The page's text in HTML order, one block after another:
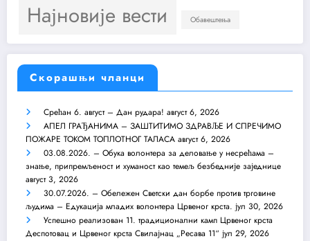
Најновије вести Обавештења
Скорашњи чланци
Срећан 6. август – Дан рудара! август 6, 2026
АПЕЛ ГРАЂАНИМА – ЗАШТИТИМО ЗДРАВЉЕ И СПРЕЧИМО
ПОЖАРЕ ТОКОМ ТОПЛОТНОГ ТАЛАСА август 6, 2026
03.08.2026. – Обука волонтера за деловање у несрећама –
знање, припремљеност и хуманост као темељ безбедније заједнице
август 3, 2026
30.07.2026. – Обележен Светски дан борбе против трговине
људима – Едукација младих волонтера Црвеног крста. јул 30, 2026
Успешно реализован 11. традиционални камп Црвеног крста
Деспотовац и Црвеног крста Свилајнац „Ресава 11“ јул 29, 2026